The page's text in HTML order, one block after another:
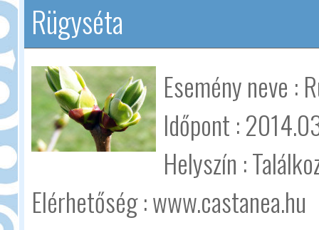
Rügyséta
Esemény neve :
Időpont :
Helyszín :
Elérhetőség : www.castanea.hu